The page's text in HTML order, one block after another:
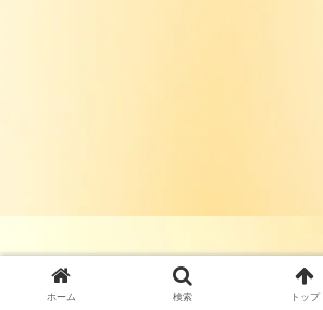
ホーム 検索 トップ